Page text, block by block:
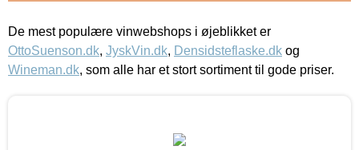
De mest populære vinwebshops i øjeblikket er
OttoSuenson.dk, JyskVin.dk, Densidsteflaske.dk og
Wineman.dk, som alle har et stort sortiment til gode priser.